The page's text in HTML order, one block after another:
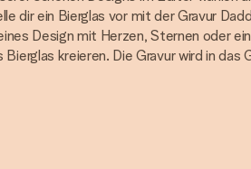
ein Bierglas vor mit der Gravur
Design mit Herzen, Sternen oder
kreieren. Die Gravur wird in das